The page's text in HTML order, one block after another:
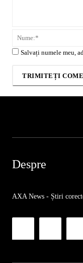
Salvați numele meu,
Despre
AXA News - Știri